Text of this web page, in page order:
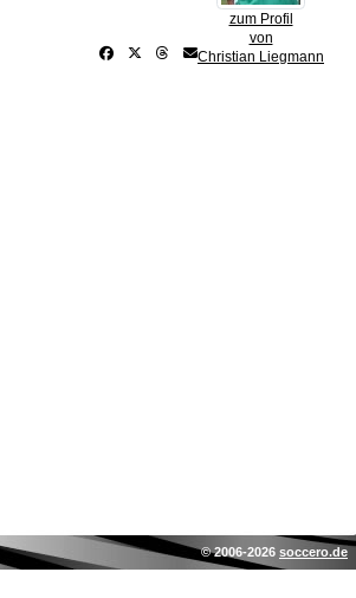
zum Profil
von
Christian Liegmann
© 2006-2026 soccero.de